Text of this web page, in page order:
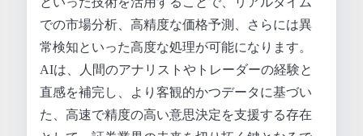
での市場分析、高精度な価格予測、さらには異
常検知といった高度な処理が可能になります。
AIは、人間のアナリストやトレーダーの経験と
直感を補完し、より客観的かつデータに基づい
た、高速で精度の高い意思決定を支援する存在